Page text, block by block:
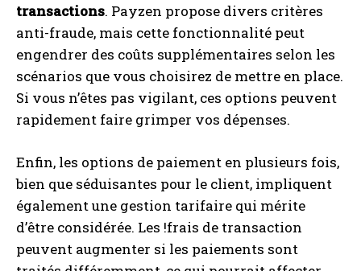
transactions. Payzen propose divers critères
anti-fraude, mais cette fonctionnalité peut
engendrer des coûts supplémentaires selon les
scénarios que vous choisirez de mettre en place.
Si vous n’êtes pas vigilant, ces options peuvent
rapidement faire grimper vos dépenses.
Enfin, les options de paiement en plusieurs fois,
bien que séduisantes pour le client, impliquent
également une gestion tarifaire qui mérite
d’être considérée. Les !frais de transaction
peuvent augmenter si les paiements sont